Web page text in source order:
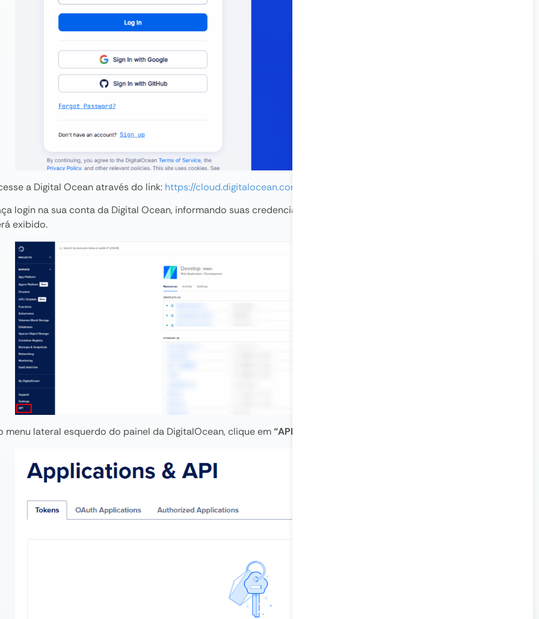
a Digital Ocean através do link: https://cloud.digitalocean.com
login na sua conta da Digital Ocean, informando suas credenciais e clicando em
exibido.
menu lateral esquerdo do painel da DigitalOcean, clique em“API”